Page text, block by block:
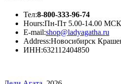
Тел:8-800-333-96-74
Hours:Пн-Пт 5.00-14.00 МСК
E-mail:shop@ladyagatha.ru
Address:Новосибирск
ИНН:632112404850